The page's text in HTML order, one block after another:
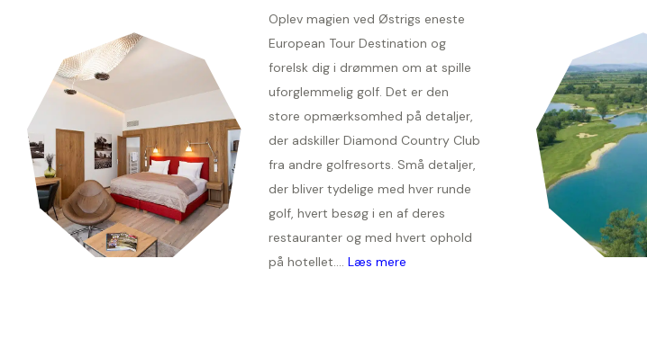
Oplev magien ved Østrigs eneste
European Tour Destination og
forelsk dig i drømmen om at spille
uforglemmelig golf. Det er den
store opmærksomhed på detaljer,
der adskiller Diamond Country Club
fra andre golfresorts. Små detaljer,
der bliver tydelige med hver runde
golf, hvert besøg i en af deres
restauranter og med hvert ophold
på hotellet.... Læs mere